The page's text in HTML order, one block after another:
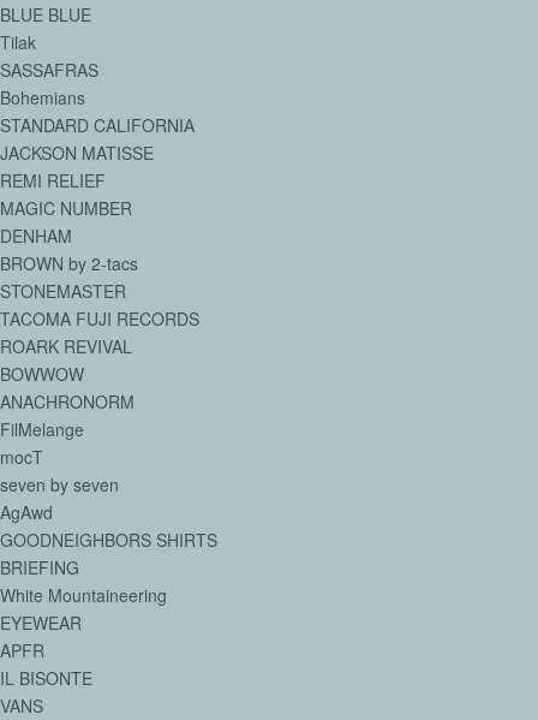
BLUE BLUE
Tilak
SASSAFRAS
Bohemians
STANDARD CALIFORNIA
JACKSON MATISSE
REMI RELIEF
MAGIC NUMBER
DENHAM
BROWN by 2-tacs
STONEMASTER
TACOMA FUJI RECORDS
ROARK REVIVAL
BOWWOW
ANACHRONORM
FilMelange
mocT
seven by seven
AgAwd
GOODNEIGHBORS SHIRTS
BRIEFING
White Mountaineering
EYEWEAR
APFR
IL BISONTE
VANS